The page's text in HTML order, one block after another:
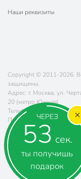
ЧЕРЕЗ
53 сек.
ты получишь
подарок
Наши реквизиты
Copyright © 2011-2026.
защищены.
Адрес: г. Москва, ул.
20 (метро Южная)
Телефон:
8 (800) 770-77-
Почта:
sales@poryadok.ru
8